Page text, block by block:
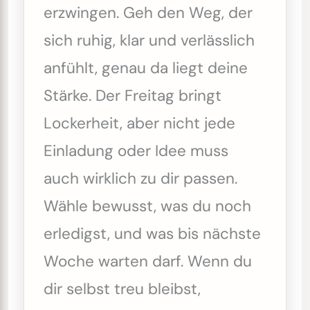
erzwingen. Geh den Weg, der
sich ruhig, klar und verlässlich
anfühlt, genau da liegt deine
Stärke. Der Freitag bringt
Lockerheit, aber nicht jede
Einladung oder Idee muss
auch wirklich zu dir passen.
Wähle bewusst, was du noch
erledigst, und was bis nächste
Woche warten darf. Wenn du
dir selbst treu bleibst,